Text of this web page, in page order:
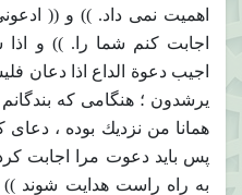
اهميت نمى داد. )) و ((
اجابت كنم شما را. )) و
اجيب دعوة الداع اذا دعان
يرشدون ؛ هنگامى كه
همانا من نزديك بوده ،
پس بايد دعوت مرا اجابت
به راه راست هدايت شوند